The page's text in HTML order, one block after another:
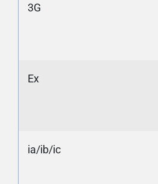
3G
Ex
ia/ib/ic